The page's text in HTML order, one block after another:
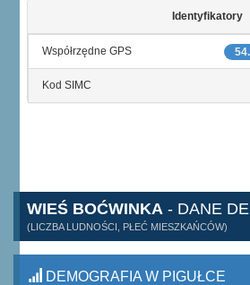
Identyfikatory
Współrzędne GPS
Kod SIMC
WIEŚ BOĆWINKA - DANE
(LICZBA LUDNOŚCI, PŁEĆ MIESZKAŃCÓW)
DEMOGRAFIA W PIGUŁCE